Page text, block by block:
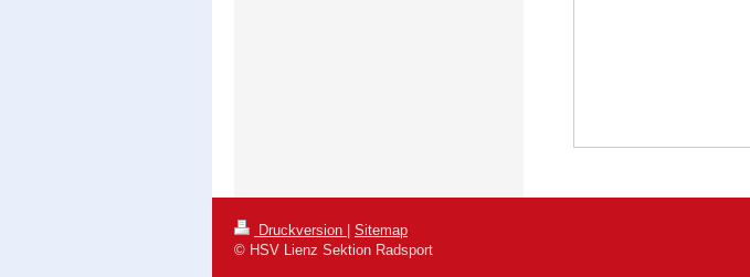
Druckversion
Sitemap
© HSV Lienz Sektion Radsport